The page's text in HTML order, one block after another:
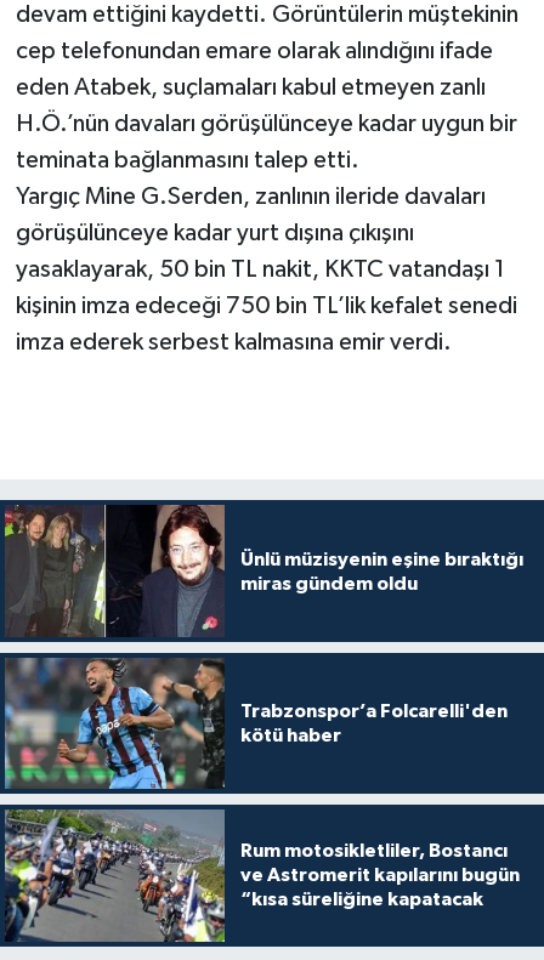
devam ettiğini kaydetti. Görüntülerin müştekinin
cep telefonundan emare olarak alındığını ifade
eden Atabek, suçlamaları kabul etmeyen zanlı
H.Ö.’nün davaları görüşülünceye kadar uygun bir
teminata bağlanmasını talep etti.
Yargıç Mine G.Serden, zanlının ileride davaları
görüşülünceye kadar yurt dışına çıkışını
yasaklayarak, 50 bin TL nakit, KKTC vatandaşı 1
kişinin imza edeceği 750 bin TL’lik kefalet senedi
imza ederek serbest kalmasına emir verdi.
Ünlü müzisyenin eşine bıraktığı
miras gündem oldu
Trabzonspor’a Folcarelli'den
kötü haber
Rum motosikletliler, Bostancı
ve Astromerit kapılarını bugün
“kısa süreliğine kapatacak